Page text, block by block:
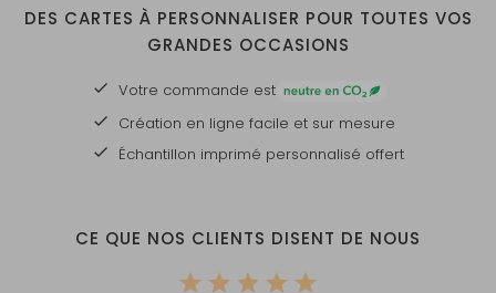
DES CARTES À PERSONNALISER POUR TOUTES VOS
GRANDES OCCASIONS
Votre commande est
Création en ligne facile et sur mesure
Échantillon imprimé personnalisé offert
CE QUE NOS CLIENTS DISENT DE NOUS